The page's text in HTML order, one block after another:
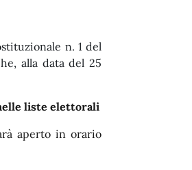
n. 1 del
alla data del 25
liste elettorali
aperto in orario